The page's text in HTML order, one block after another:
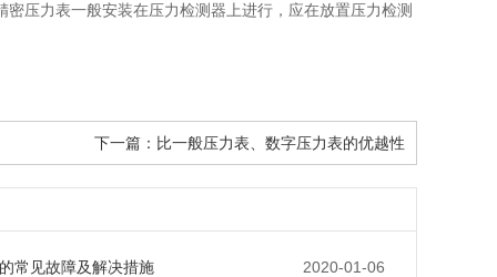
压力表一般安装在压力检测器上进行，应在放置压力检测
下一篇： 比一般压力表、数字压力表的优越性
2020-01-06
常见故障及解决措施